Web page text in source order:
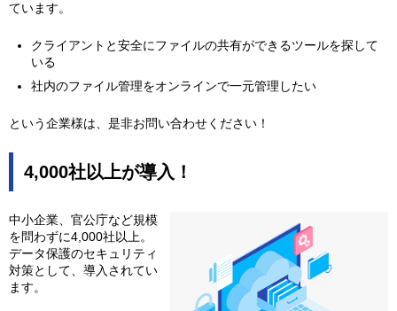
ています。
クライアントと安全にファイルの共有ができるツールを探して
いる
社内のファイル管理をオンラインで一元管理したい
という企業様は、是非お問い合わせください！
4,000社以上が導入！
中小企業、官公庁など規模
を問わずに4,000社以上。
データ保護のセキュリティ
対策として、導入されてい
ます。